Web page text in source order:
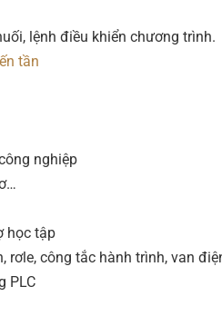
lệnh điều khiển chương trình.
tần
nghiệp
học tập
công tắc hành trình, van
PLC